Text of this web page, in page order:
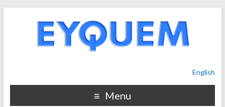
English
Menu